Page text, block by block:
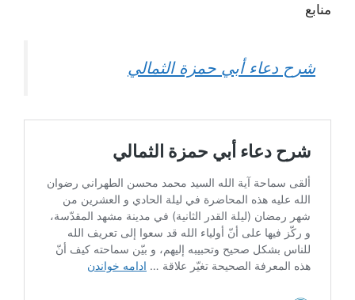
منابع
شرح دعاء أبي حمزة الثمالي